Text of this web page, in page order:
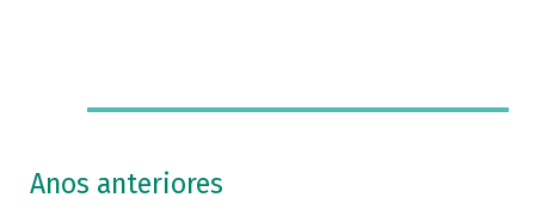
Anos anteriores